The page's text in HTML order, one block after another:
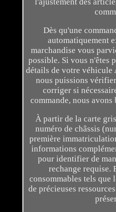
l'ajustement des
Dès qu'une
automatiquement
marchandise vous
possible. Si vous n'êtes
détails de votre véhicule
nous puissions
corriger si
commande, nous
À partir de la carte
numéro de châssis
première
informations
pour identifier de
rechange requise.
consommables tels que
de précieuses